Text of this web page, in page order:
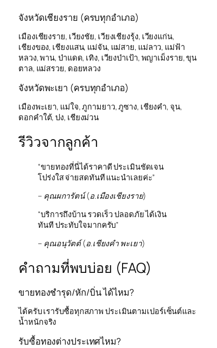
จังหวัดเชียงราย (ครบทุกอำเภอ)
เมืองเชียงราย, เวียงชัย, เวียงเชียงรุ้ง, เวียงแก่น,
เชียงของ, เชียงแสน, แม่จัน, แม่สาย, แม่ลาว, แม่ฟ้า
หลวง, พาน, ป่าแดด, เทิง, เวียงป่าเป้า, พญาเม็งราย, ขุน
ตาล, แม่สรวย, ดอยหลวง
จังหวัดพะเยา (ครบทุกอำเภอ)
เมืองพะเยา, แม่ใจ, ภูกามยาว, ภูซาง, เชียงคำ, จุน,
ดอกคำใต้, ปง, เชียงม่วน
รีวิวจากลูกค้า
“ขายทองที่นี่ได้ราคาดี ประเมินชัดเจน
โปร่งใส จ่ายสดทันที แนะนำเลยค่ะ”
– คุณผการัตน์ (อ.เมืองเชียงราย)
“บริการถึงบ้าน รวดเร็ว ปลอดภัย ได้เงิน
ทันที ประทับใจมากครับ”
– คุณอนุวัตต์ (อ.เชียงคำ พะเยา)
คำถามที่พบบ่อย (FAQ)
ขายทองชำรุด/หัก/บิ่น ได้ไหม?
ได้ครับ เรารับซื้อทุกสภาพ ประเมินตามเปอร์เซ็นต์และ
น้ำหนักจริง
รับซื้อทองต่างประเทศไหม?